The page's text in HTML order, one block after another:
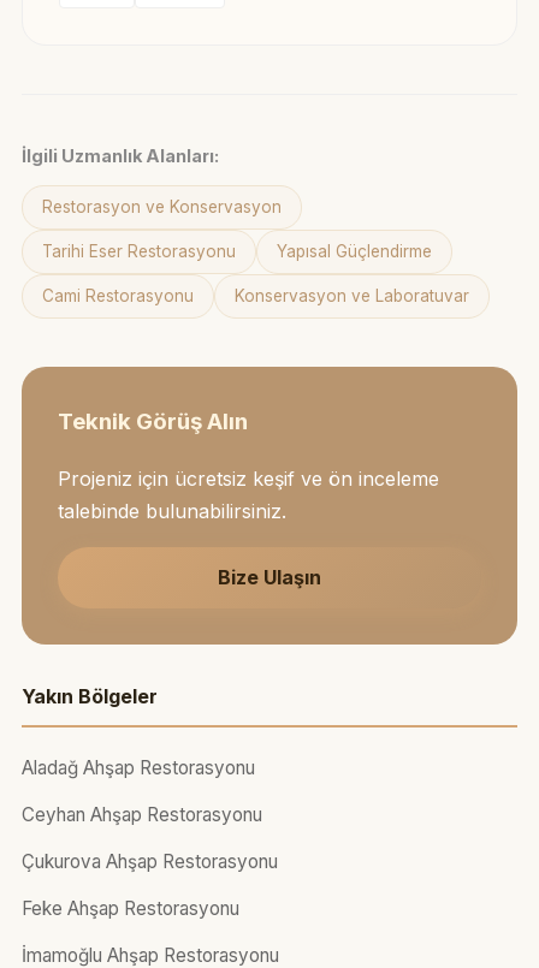
İlgili Uzmanlık Alanları:
Restorasyon ve Konservasyon
Tarihi Eser Restorasyonu Yapısal Güçlendirme
Cami Restorasyonu Konservasyon ve Laboratuvar
Teknik Görüş Alın
Projeniz için ücretsiz keşif ve ön inceleme
talebinde bulunabilirsiniz.
Bize Ulaşın
Yakın Bölgeler
Aladağ Ahşap Restorasyonu
Ceyhan Ahşap Restorasyonu
Çukurova Ahşap Restorasyonu
Feke Ahşap Restorasyonu
İmamoğlu Ahşap Restorasyonu